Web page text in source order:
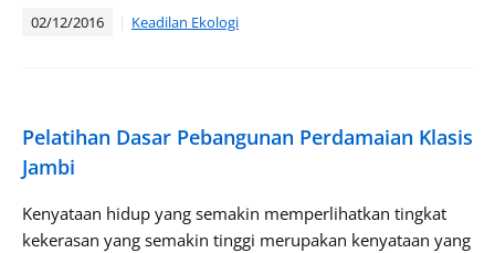
02/12/2016 Keadilan Ekologi
Pelatihan Dasar Pebangunan Perdamaian Klasis
Jambi
Kenyataan hidup yang semakin memperlihatkan tingkat
kekerasan yang semakin tinggi merupakan kenyataan yang